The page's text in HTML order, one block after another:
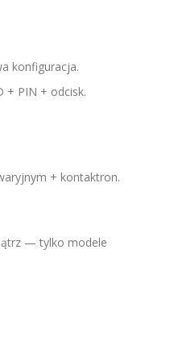
konfiguracja.
+ PIN + odcisk.
+ kontaktron.
— tylko modele